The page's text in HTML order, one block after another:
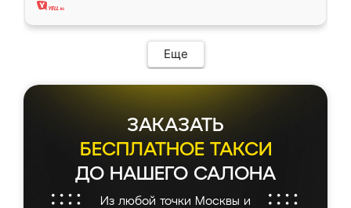
Еще
ЗАКАЗАТЬ
БЕСПЛАТНОЕ ТАКСИ
ДО НАШЕГО САЛОНА
Из любой точки Москвы и